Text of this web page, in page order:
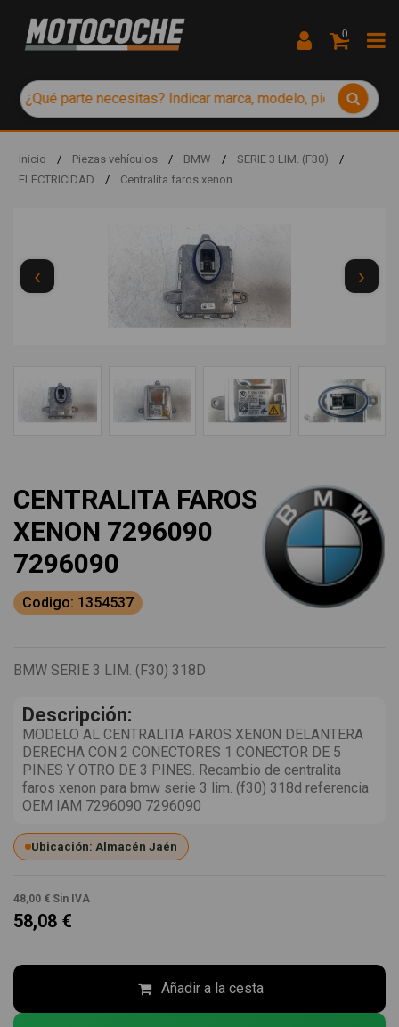
0
Inicio / Piezas vehículos / BMW / SERIE 3 LIM. (F30)
/
ELECTRICIDAD
/ Centralita faros xenon
‹ ›
CENTRALITA FAROS
XENON 7296090
7296090
Codigo: 1354537
BMW SERIE 3 LIM. (F30) 318D
Descripción:
MODELO AL CENTRALITA FAROS XENON DELANTERA
DERECHA CON 2 CONECTORES 1 CONECTOR DE 5
PINES Y OTRO DE 3 PINES. Recambio de centralita
faros xenon para bmw serie 3 lim. (f30) 318d referencia
OEM IAM 7296090 7296090
Ubicación: Almacén Jaén
48,00 € Sin IVA
58,08 €
Añadir a la cesta